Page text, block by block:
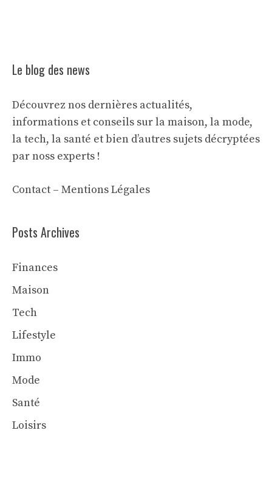
Le blog des news
Découvrez nos dernières actualités,
informations et conseils sur la maison, la mode,
la tech, la santé et bien d’autres sujets décryptées
par noss experts !
Contact – Mentions Légales
Posts Archives
Finances
Maison
Tech
Lifestyle
Immo
Mode
Santé
Loisirs